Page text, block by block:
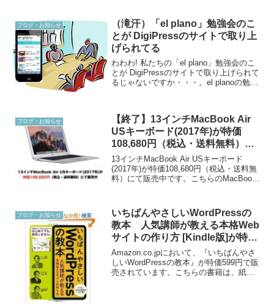
ブログ・お知らせ
（滝汗）「el plano」勉強会のこ
とが DigiPressのサイトで取り上
げられてる
わわわ! 私たちの「el plano」勉強会のこ
とが DigiPressのサイトで取り上げられて
るじゃないですか・・・。el planoの勉強
作者様に見ら...
ブログ・お知らせ
【終了】13インチMacBook Air
USキーボード(2017年)が特価
108,680円（税込・送料無料）に
て販売中【数量限定】
13インチMacBook Air USキーボード
(2017年)が特価108,680円（税込・送料無
料）にて販売中です。こちらのMacBook
と。もは...
ブログ・お知らせ
いちばんやさしいWordPressの
教本 人気講師が教える本格Web
サイトの作り方 [Kindle版]が特価
599円で販売されています
Amazon.co.jpにおいて、『いちばんやさ
しいWordPressの教本』が特価599円で販
売されています。こちらの書籍は、紙の